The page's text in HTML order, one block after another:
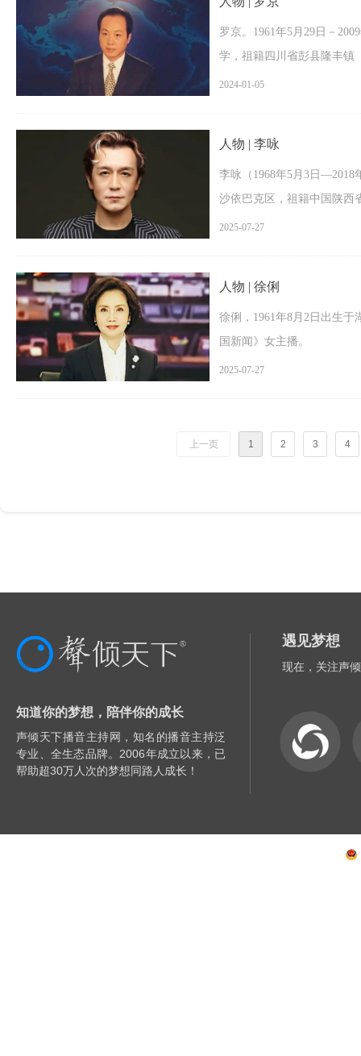
罗京。1961年5月29日－
学，祖籍四川省彭县隆丰镇
人、播音员，新闻编辑部副
2024-01-05
人物 | 李咏
李咏（1968年5月3日—2018
沙依巴克区，祖籍中国陕西
主持人、中国传媒大学原教
2025-07-27
人物 | 徐俐
徐俐，1961年8月2日出生
国新闻》女主播。
2025-07-27
上一页 1 2 3 4
知道你的梦想，陪伴你的成长
声倾天下播音主持网，知名的播音主持泛
专业、全生态品牌。2006年成立以来，已
帮助超30万人次的梦想同路人成长！
遇见梦想
现在，关注声